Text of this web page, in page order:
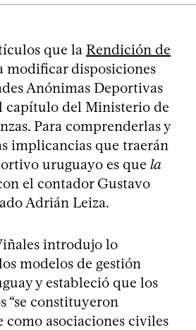
que la Rendición de
modificar disposiciones
Anónimas Deportivas
capítulo del Ministerio de
Para comprenderlas y
implicancias que traerán
uruguayo es que la
el contador Gustavo
Adrián Leiza.
introdujo lo
modelos de gestión
y estableció que los
“se constituyeron
asociaciones civiles